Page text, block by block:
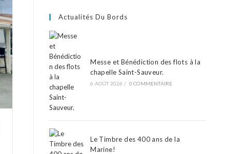
Actualités Du Bords
Messe et Bénédiction des flots à la
chapelle Saint-Sauveur.
6 AOÛT 2026 / 0 COMMENTAIRE
Le Timbre des 400 ans de la
Marine!